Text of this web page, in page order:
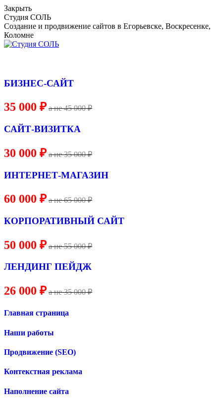
Skip
to
content
Закрыть
Студия СОЛЬ
Создание и продвижение сайтов в Егорьевске, Воскресенке,
Коломне
БИЗНЕС-САЙТ
35 000 ₽ a не 45 000 ₽
САЙТ-ВИЗИТКА
30 000 ₽ a не 35 000 ₽
ИНТЕРНЕТ-МАГАЗИН
60 000 ₽ a не 65 000 ₽
КОРПОРАТИВНЫЙ САЙТ
50 000 ₽ a не55000 ₽
ЛЕНДИНГ ПЕЙДЖ
26 000 ₽ a не 35 000 ₽
Главная страница
Наши работы
Продвижение (SEO)
Контекстная реклама
Наполнение сайта